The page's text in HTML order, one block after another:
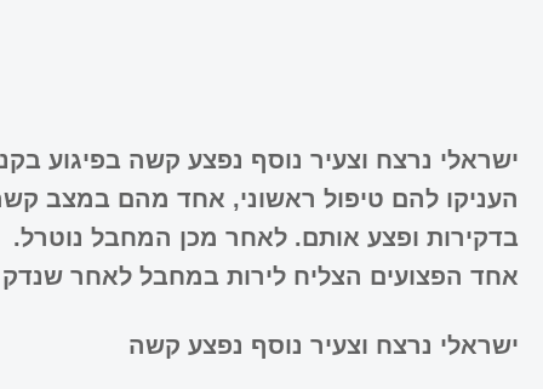
ישראלי נרצח וצעיר נוסף נפצע קשה בפיגוע
העניקו להם טיפול ראשוני, אחד מהם במצב
בדקירות ופצע אותם. לאחר מכן המחבל נוטרל.
אחד הפצועים הצליח לירות במחבל לאחר
ישראלי נרצח וצעיר נוסף נפצע קשה